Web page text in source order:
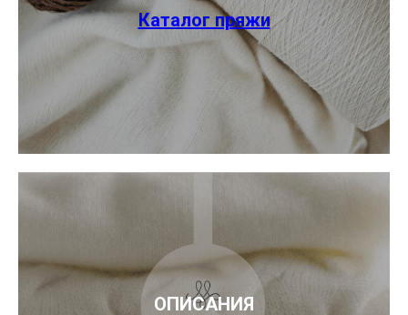
Каталог пряжи
ОПИСАНИЯ